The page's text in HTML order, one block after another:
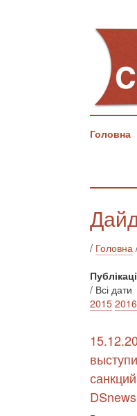
Головна
/ Головна
/ Всі дати
2015 2016